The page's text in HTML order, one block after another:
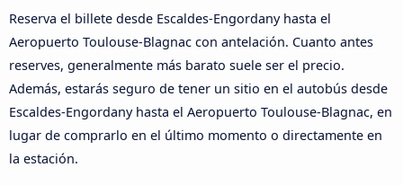
Reserva el billete desde Escaldes-Engordany hasta el
Aeropuerto Toulouse-Blagnac con antelación. Cuanto antes
reserves, generalmente más barato suele ser el precio.
Además, estarás seguro de tener un sitio en el autobús desde
Escaldes-Engordany hasta el Aeropuerto Toulouse-Blagnac, en
lugar de comprarlo en el último momento o directamente en
la estación.